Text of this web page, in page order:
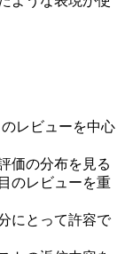
レビューを中心
価の分布を見る
のレビューを重
にとって許容で